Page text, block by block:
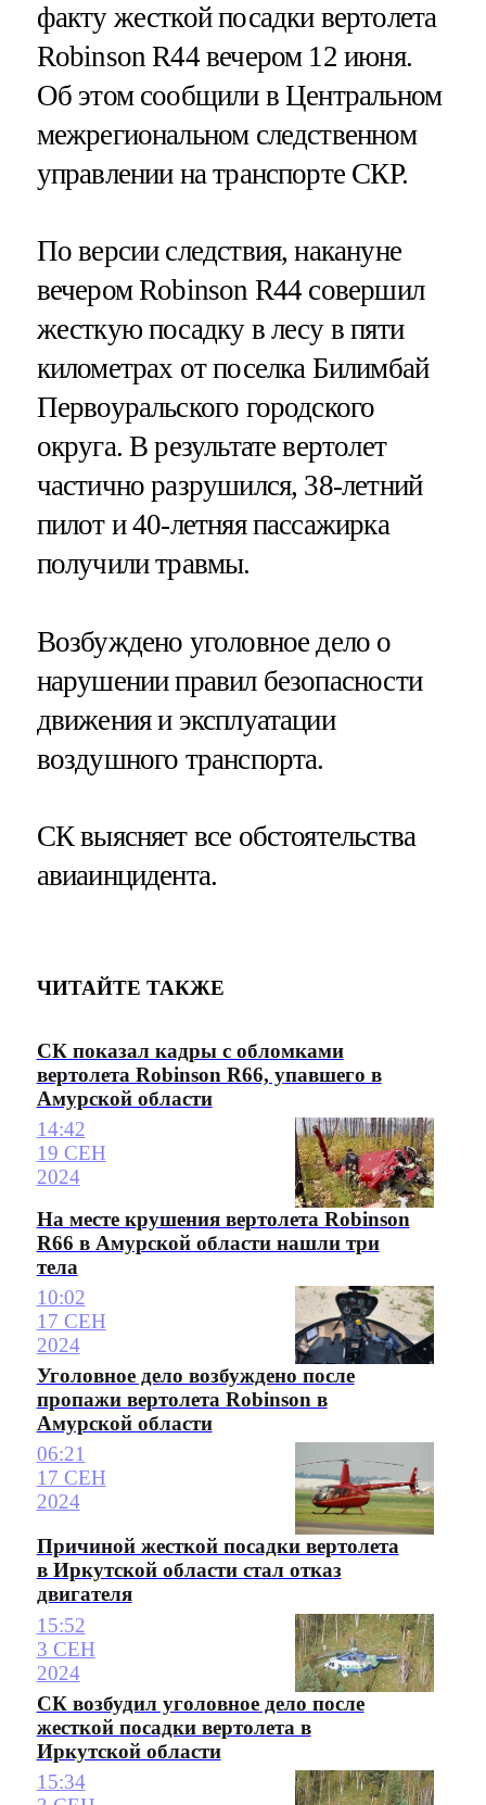
факту жесткой посадки вертолета
Robinson R44 вечером 12 июня.
Об этом сообщили в Центральном
межрегиональном следственном
управлении на транспорте СКР.
По версии следствия, накануне
вечером Robinson R44 совершил
жесткую посадку в лесу в пяти
километрах от поселка Билимбай
Первоуральского городского
округа. В результате вертолет
частично разрушился, 38-летний
пилот и 40-летняя пассажирка
получили травмы.
Возбуждено уголовное дело о
нарушении правил безопасности
движения и эксплуатации
воздушного транспорта.
СК выясняет все обстоятельства
авиаинцидента.
ЧИТАЙТЕ ТАКЖЕ
СК показал кадры с обломками
вертолета Robinson R66, упавшего в
Амурской области
14:42
19 СЕН
2024
На месте крушения вертолета Robinson
R66 в Амурской области нашли три
тела
10:02
17 СЕН
2024
Уголовное дело возбуждено после
пропажи вертолета Robinson в
Амурской области
06:21
17 СЕН
2024
Причиной жесткой посадки вертолета
в Иркутской области стал отказ
двигателя
15:52
3 СЕН
2024
СК возбудил уголовное дело после
жесткой посадки вертолета в
Иркутской области
15:34